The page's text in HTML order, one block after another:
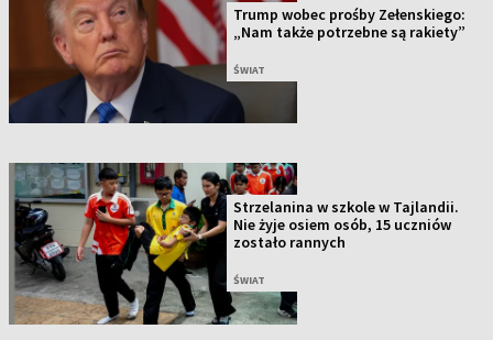
Trump wobec prośby Zełenskiego:
„Nam także potrzebne są rakiety”
ŚWIAT
Strzelanina w szkole w Tajlandii.
Nie żyje osiem osób, 15 uczniów
zostało rannych
ŚWIAT